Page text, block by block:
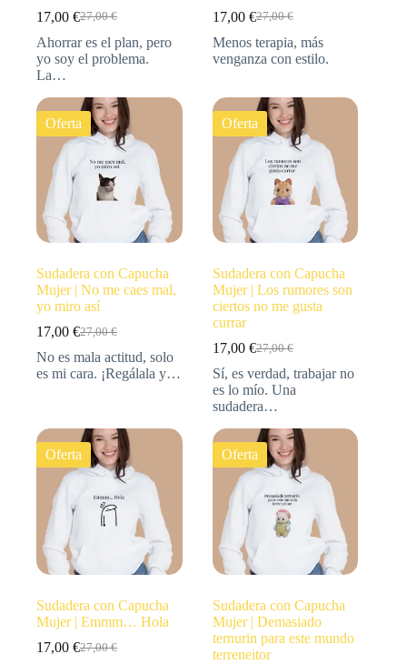
27,00€
17,00 €
Ahorrar es el plan, pero
yo soy el problema.
La…
27,00€
17,00 €
Menos terapia, más
venganza con estilo.
Oferta
Sudadera con Capucha
Mujer | No me caes mal,
yo miro así
27,00€
17,00 €
No es mala actitud, solo
es mi cara. ¡Regálala y…
Oferta
Sudadera con Capucha
Mujer | Los rumores son
ciertos no me gusta
currar
27,00€
17,00 €
Sí, es verdad, trabajar no
es lo mío. Una
sudadera…
Oferta
Sudadera con Capucha
Mujer | Emmm… Hola
27,00€
17,00 €
Oferta
Sudadera con Capucha
Mujer | Demasiado
ternurin para este mundo
terreneitor